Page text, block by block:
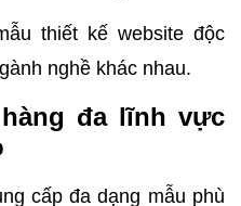
thiết kế website độc
nghề khác nhau.
đa lĩnh vực
cấp đa dạng mẫu phù